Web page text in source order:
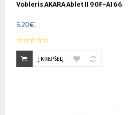
Vobleris AKARA Ablet II 90F-A166
5.20€
Į KREPŠELĮ